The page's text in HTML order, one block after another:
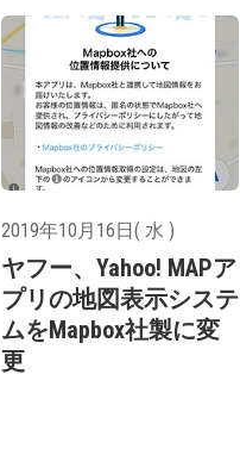
2019年10月16日( 水 )
ヤフー、Yahoo! MAPア
プリの地図表示システ
ムをMapbox社製に変
更